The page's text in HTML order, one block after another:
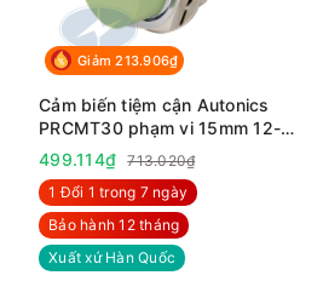
Giảm 213.906₫
Cảm biến tiệm cận Autonics
PRCMT30 phạm vi 15mm 12-
24VDC
499.114₫
713.020₫
1 Đổi 1 trong 7 ngày
Bảo hành 12 tháng
Xuất xứ Hàn Quốc